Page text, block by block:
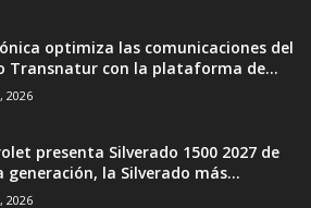
optimiza las comunicaciones del
Transnatur con la plataforma de...
2026
presenta Silverado 1500 2027 de
generación, la Silverado más...
2026